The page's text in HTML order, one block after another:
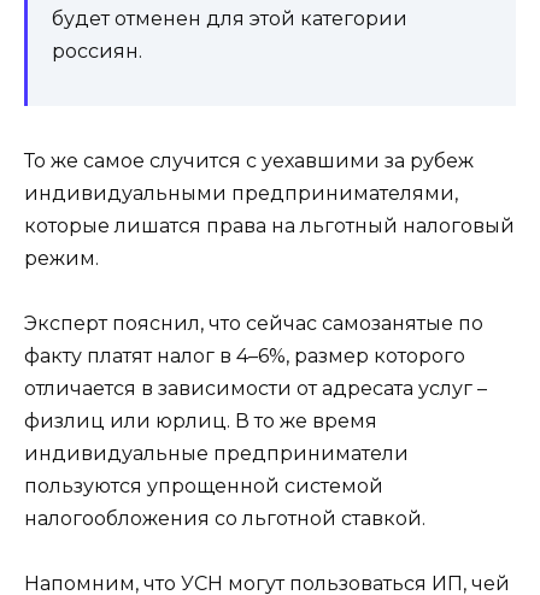
будет отменен для этой категории
россиян.
То же самое случится с уехавшими за рубеж
индивидуальными предпринимателями,
которые лишатся права на льготный налоговый
режим.
Эксперт пояснил, что сейчас самозанятые по
факту платят налог в 4–6%, размер которого
отличается в зависимости от адресата услуг –
физлиц или юрлиц. В то же время
индивидуальные предприниматели
пользуются упрощенной системой
налогообложения со льготной ставкой.
Напомним, что УСН могут пользоваться ИП, чей